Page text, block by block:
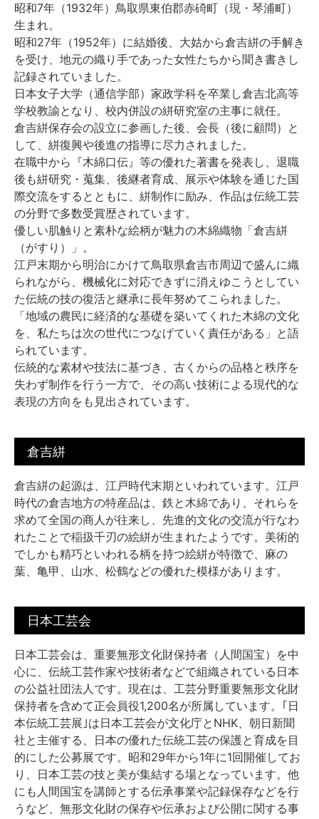
昭和7年（1932年）鳥取県東伯郡赤碕町（現・琴浦町）
生まれ。
昭和27年（1952年）に結婚後、大姑から倉吉絣の手解き
を受け、地元の織り手であった女性たちから聞き書きし
記録されていました。
日本女子大学（通信学部）家政学科を卒業し倉吉北高等
学校教諭となり、校内併設の絣研究室の主事に就任。
倉吉絣保存会の設立に参画した後、会長（後に顧問）と
して、絣復興や後進の指導に尽力されました。
在職中から『木綿口伝』等の優れた著書を発表し、退職
後も絣研究・蒐集、後継者育成、展示や体験を通じた国
際交流をするとともに、絣制作に励み、作品は伝統工芸
の分野で多数受賞歴されています。
優しい肌触りと素朴な絵柄が魅力の木綿織物「倉吉絣
（がすり）」。
江戸末期から明治にかけて鳥取県倉吉市周辺で盛んに織
られながら、機械化に対応できずに消えゆこうとしてい
た伝統の技の復活と継承に長年努めてこられました。
「地域の農民に経済的な基礎を築いてくれた木綿の文化
を、私たちは次の世代につなげていく責任がある」と語
られています。
伝統的な素材や技法に基づき、古くからの品格と秩序を
失わず制作を行う一方で、その高い技術による現代的な
表現の方向をも見出されています。
倉吉絣
倉吉絣の起源は、江戸時代末期といわれています。江戸
時代の倉吉地方の特産品は、鉄と木綿であり、それらを
求めて全国の商人が往来し、先進的文化の交流が行なわ
れたことで稲扱千刃の絵絣が生まれたようです。美術的
でしかも精巧といわれる柄を持つ絵絣が特徴で、麻の
葉、亀甲、山水、松鶴などの優れた模様があります。
日本工芸会
日本工芸会は、重要無形文化財保持者（人間国宝）を中
心に、伝統工芸作家や技術者などで組織されている日本
の公益社団法人です。現在は、工芸分野重要無形文化財
保持者を含めて正会員役1,200名が所属しています。｢日
本伝統工芸展｣は日本工芸会が文化庁とNHK、朝日新聞
社と主催する、日本の優れた伝統工芸の保護と育成を目
的にした公募展です。昭和29年から1年に1回開催してお
り、日本工芸の技と美が集結する場となっています。他
にも人間国宝を講師とする伝承事業や記録保存などを行
うなど、無形文化財の保存や伝承および公開に関する事